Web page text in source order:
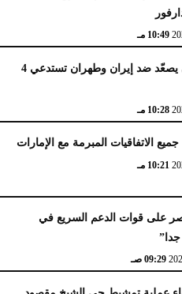
10:49 مـ
الاتحاد الأوروبي يصعّد ضد إيران وطهران تستدعي 4
10:28 مـ
الاتفاقيات المبرمة مع الإمارات
10:21 مـ
على قوات الدعم السريع في
جدا”
09:29 صـ